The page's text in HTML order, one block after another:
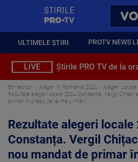
ULTIMELE ȘTIRI PROTV NEWS
LIVE Știrile PRO TV de la
Stirileprotv Alegeri în România 2024 Alegeri Locale
Rezultate alegeri locale 2024 Constanța. Vergil Chițac
primar în orașul de la malul mării
Rezultate alegeri locale
Constanța. Vergil
nou mandat de primar